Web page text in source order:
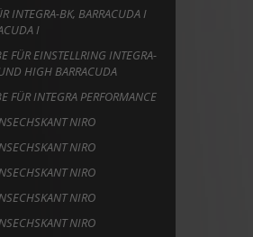
INTEGRA-BK, BARRACUDA I
I
FÜR EINSTELLRING INTEGRA-
HIGH BARRACUDA
FÜR INTEGRA PERFORMANCE
NIRO
NIRO
NIRO
NIRO
NIRO